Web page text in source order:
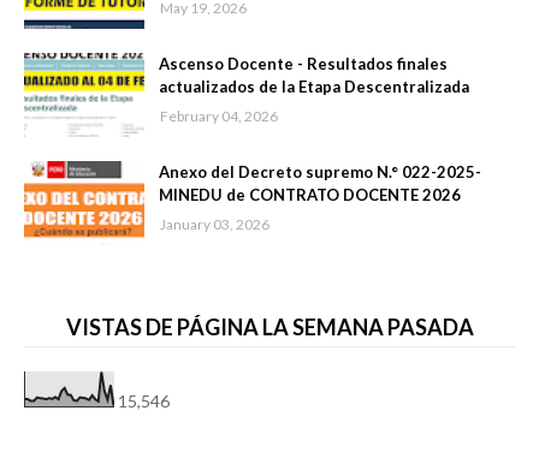
May 19, 2026
Ascenso Docente - Resultados finales
actualizados de la Etapa Descentralizada
February 04, 2026
Anexo del Decreto supremo N.° 022-2025-
MINEDU de CONTRATO DOCENTE 2026
January 03, 2026
VISTAS DE PÁGINA LA SEMANA PASADA
15,546